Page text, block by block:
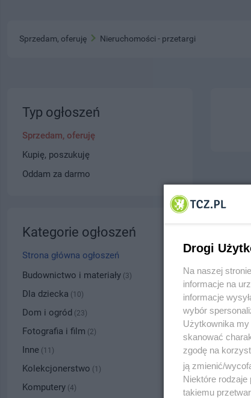
Sprzedam, oferuję Nieruchomości - przetargi
Typ ogłoszeń
Sprzedam, oferuję
Kupię, poszukuję
Oddam za darmo
Kategorie ogłoszeń
Strona główna ogłoszeń
Budownictwo i materiały (3)
Dla dziecka (10)
Dom i ogród (23)
Fotografia i film (2)
Inne (11)
Kolekcjonerstwo (1)
Komputery (4)
Drogi
Na naszej
informacje na
informacje
wybór
Użytkownika
skanować
zgodę na
ją zmienić/
Niektóre
takiemu